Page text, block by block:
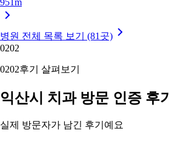
병원 전체 목록 보기 (81곳)
0202
0202후기 살펴보기
익산시 치과 방문 인증 후기
실제 방문자가 남긴 후기예요